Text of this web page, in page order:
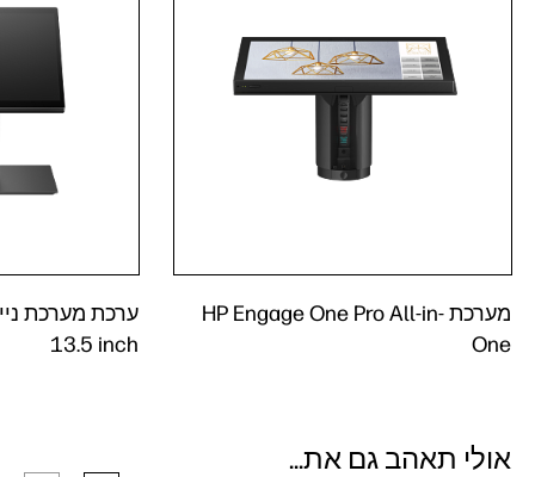
13.5 inch
מערכת HP Engage One Pro All-in-
One
אולי תאהב גם את...